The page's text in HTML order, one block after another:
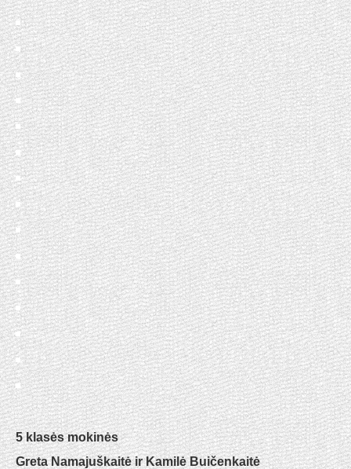
5 klasės mokinės
Greta Namajuškaitė ir Kamilė Buičenkaitė